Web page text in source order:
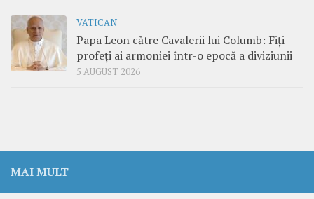
VATICAN
Papa Leon către Cavalerii lui Columb: Fiți
profeți ai armoniei într-o epocă a diviziunii
5 AUGUST 2026
MAI MULT